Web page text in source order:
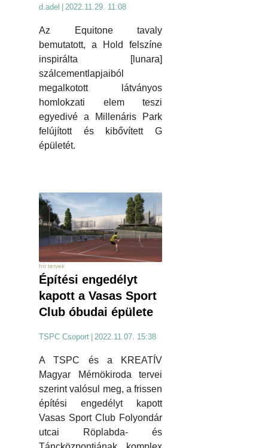
d.adel | 2022.11.29. 11:08
Az Equitone tavaly
bemutatott, a Hold felszíne
inspirálta [lunara]
szálcementlapjaiból
megalkotott látványos
homlokzati elem teszi
egyedivé a Millenáris Park
felújított és kibővített G
épületét.
hír tervek
Építési engedélyt
kapott a Vasas Sport
Club óbudai épülete
TSPC Csoport | 2022.11.07. 15:38
A TSPC és a KREATÍV
Magyar Mérnökiroda tervei
szerint valósul meg, a frissen
építési engedélyt kapott
Vasas Sport Club Folyondár
utcai Röplabda- és